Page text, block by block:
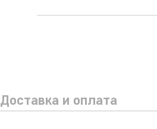
Доставка и оплата